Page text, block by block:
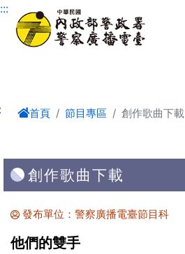
進入內容區塊
:::
首頁 節目專區 創作歌曲下載
創作歌曲下載
發布單位：警察廣播電臺節目科
他們的雙手